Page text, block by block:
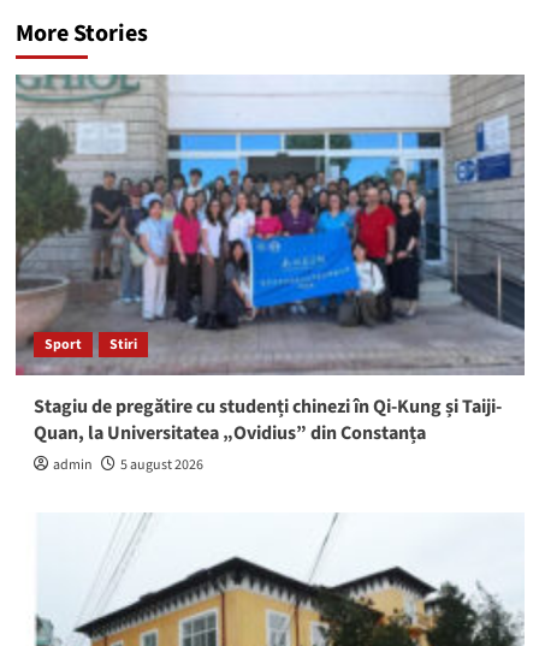
More Stories
Sport Stiri
Stagiu de pregătire cu studenți chinezi în Qi-Kung și Taiji-
Quan, la Universitatea „Ovidius” din Constanța
admin 5 august 2026